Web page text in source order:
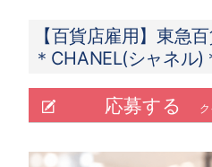
【百貨店雇用】東急
＊CHANEL(シャネル)
応募する